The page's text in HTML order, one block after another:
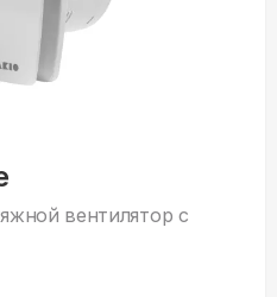
вентилятор с